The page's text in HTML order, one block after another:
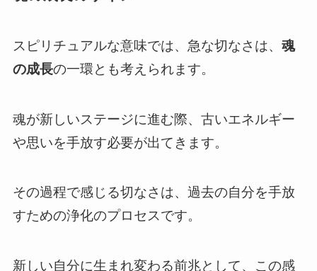
スピリチュアルな意味では、急な切なさは、 魂
の成長の一環とも考えられます。
魂が新しいステージに進む際、古いエネルギー
や思いを手放す必要が出てきます。
その過程で感じる切なさは、過去の自分を手放
すための浄化のプロセスです。
新しい自分に生まれ変わる前兆として、この感